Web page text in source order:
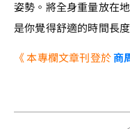
姿勢。將全身重量放在
是你覺得舒適的時間長
《 本專欄文章刊登於商